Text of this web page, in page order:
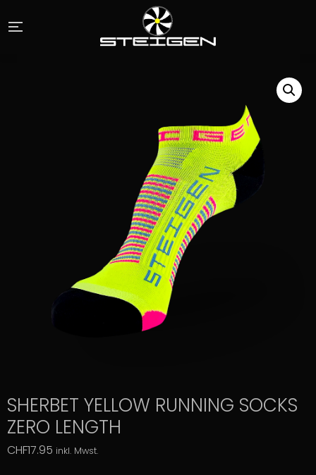
SHERBET YELLOW RUNNING SOCKS
ZERO LENGTH
CHF17.95 inkl. Mwst.